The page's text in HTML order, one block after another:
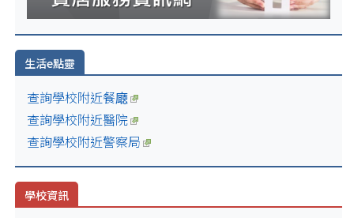
生活e點靈
查詢學校附近餐廰
查詢學校附近醫院
查詢學校附近警察局
學校資訊